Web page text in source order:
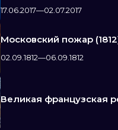
17.06.2017—02.07.2017
Московский пожар
02.09.1812—06.09.1812
Великая французская